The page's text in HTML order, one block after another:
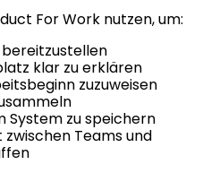
For Work nutzen, um:
klar zu erklären
zuzuweisen
System zu speichern
Teams und